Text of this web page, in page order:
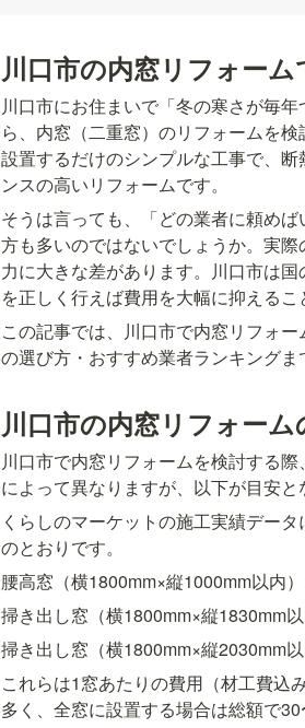
川口市の内窓リフォー
川口市にお住まいで「冬の寒さが毎
ら、内窓（二重窓）のリフォームを
設置するだけのシンプルな工事で、
ンスの高いリフォームです。
そうは言っても、「どの業者に頼め
方も多いのではないでしょうか。実
力に大きな差があります。川口市は
を正しく行えば費用を大幅に抑えるこ
この記事では、川口市で内窓リフォ
の選び方・おすすめ業者ランキングま
川口市の内窓リフォー
川口市で内窓リフォームを検討する
によって異なりますが、以下が目安と
くらしのマーケットの施工実績デー
のとおりです。
腰高窓（横1800mm×縦1000mm以内
掃き出し窓（横1800mm×縦1830mm
掃き出し窓（横1800mm×縦2030mm
これらは1窓あたりの費用（材工費込
多く、全窓に設置する場合は総額で